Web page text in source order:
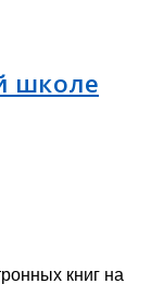
школе
книг на